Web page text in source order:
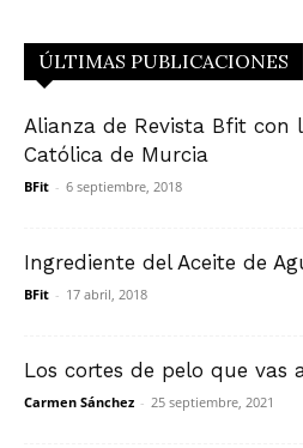
ÚLTIMAS PUBLICACIONES
Alianza de Revista Bfit con
Católica de Murcia
BFit - 6 septiembre, 2018
Ingrediente del Aceite de
BFit - 17 abril, 2018
Los cortes de pelo que vas
Carmen Sánchez - 25 septiembre, 2021